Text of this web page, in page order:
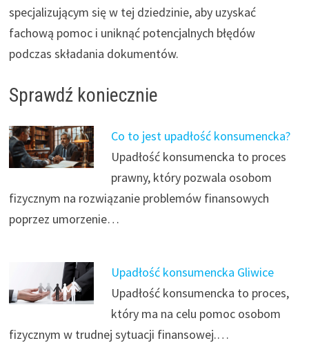
specjalizującym się w tej dziedzinie, aby uzyskać
fachową pomoc i uniknąć potencjalnych błędów
podczas składania dokumentów.
Sprawdź koniecznie
Co to jest upadłość konsumencka?
Upadłość konsumencka to proces
prawny, który pozwala osobom
fizycznym na rozwiązanie problemów finansowych
poprzez umorzenie…
Upadłość konsumencka Gliwice
Upadłość konsumencka to proces,
który ma na celu pomoc osobom
fizycznym w trudnej sytuacji finansowej.…